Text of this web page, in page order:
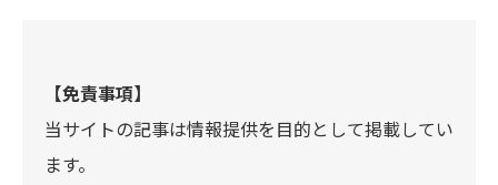
【免責事項】
当サイトの記事は情報提供を目的として掲載してい
ます。